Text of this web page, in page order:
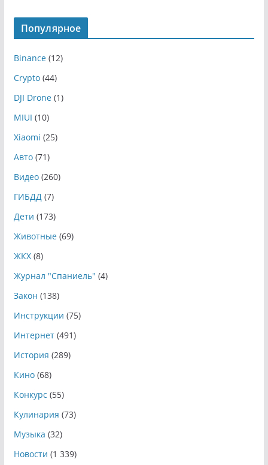
Популярное
Binance(12)
Crypto(44)
DJI Drone(1)
MIUI (10)
Xiaomi (25)
Авто(71)
Видео(260)
ГИБДД(7)
Дети (173)
Животные(69)
ЖКХ(8)
Журнал "Спаниель" (4)
Закон (138)
Инструкции (75)
Интернет(491)
История (289)
Кино(68)
Конкурс (55)
Кулинария (73)
Музыка (32)
Новости (1 339)